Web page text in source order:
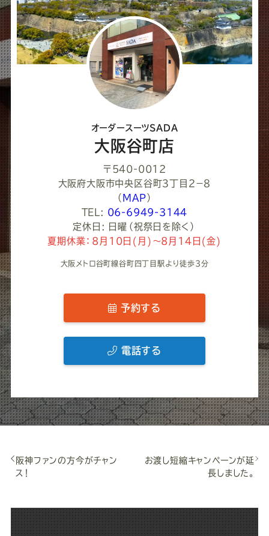
ア
し
て
く
だ
い
オーダースーツSADA
大阪谷町店
〒540-0012
大阪府大阪市中央区谷町３丁目２−８
（ MAP ）
TEL: 06-6949-3144
定休日: 日曜（祝祭日を除く）
夏期休業：8月10日(月)～8月14日(金)
大阪メトロ谷町線谷町四丁目駅より徒歩3分
予約する
電話する
阪神ファンの方今がチャン
ス！
お渡し短縮キャンペーンが延
長しました。